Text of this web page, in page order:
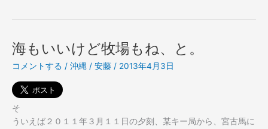
海もいいけど牧場もね、と。
コメントする / 沖縄 / 安藤 / 2013年4月3日
そ
ういえば２０１１年３月１１日の夕刻、某キー局から、宮古馬に